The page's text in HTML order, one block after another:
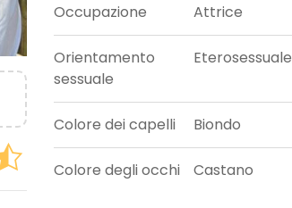
Occupazione Attrice
Orientamento
sessuale
Eterosessuale
Colore dei capelli Biondo
Colore degli occhi Castano